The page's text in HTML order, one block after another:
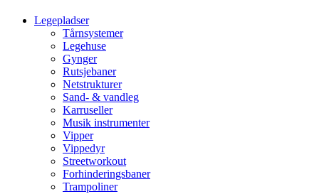
Legepladser
Tårnsystemer
Legehuse
Gynger
Rutsjebaner
Netstrukturer
Sand- & vandleg
Karruseller
Musik instrumenter
Vipper
Vippedyr
Streetworkout
Forhinderingsbaner
Trampoliner